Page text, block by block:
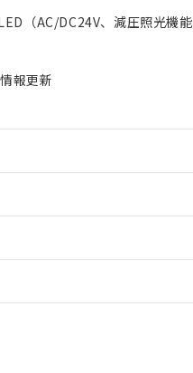
（AC/DC24V、減圧照光機
報更新